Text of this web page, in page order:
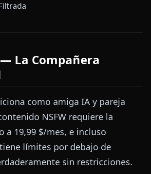
La Compañera
como amiga IA y pareja
NSFW requiere la
a 19,99 $/mes, e incluso
límites por debajo de
sin restricciones.